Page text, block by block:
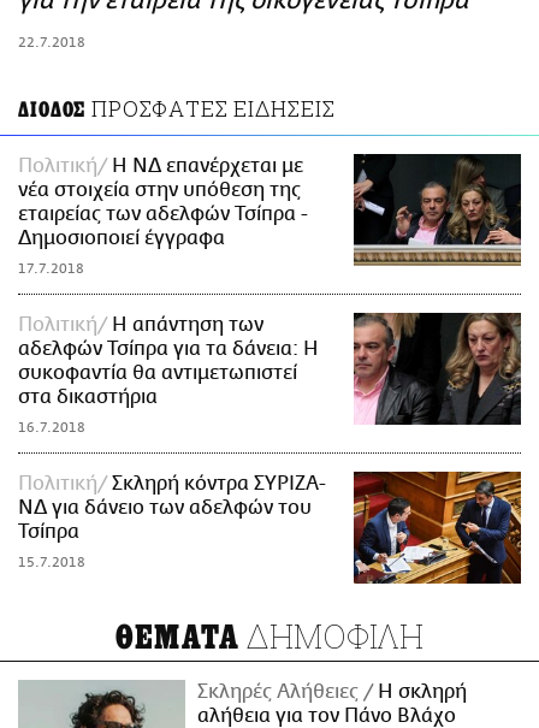
22.7.2018
ΔΙΟΔΟΣ ΠΡΟΣΦΑΤΕΣ ΕΙΔΗΣΕΙΣ
Πολιτική
Η ΝΔ επανέρχεται με
νέα στοιχεία στην υπόθεση της
εταιρείας των αδελφών Τσίπρα -
Δημοσιοποιεί έγγραφα
17.7.2018
Πολιτική
Η απάντηση των
αδελφών Τσίπρα για τα δάνεια: Η
συκοφαντία θα αντιμετωπιστεί
στα δικαστήρια
16.7.2018
Πολιτική
Σκληρή κόντρα ΣΥΡΙΖΑ-
ΝΔ για δάνειο των αδελφών του
Τσίπρα
15.7.2018
ΘΕΜΑΤΑ ΔΗΜΟΦΙΛΗ
Σκληρές Αλήθειες
H σκληρή
αλήθεια για τον Πάνο Βλάχο